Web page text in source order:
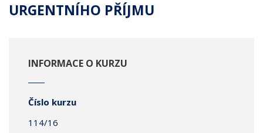
URGENTNÍHO PŘÍJMU
INFORMACE O KURZU
Číslo kurzu
114/16